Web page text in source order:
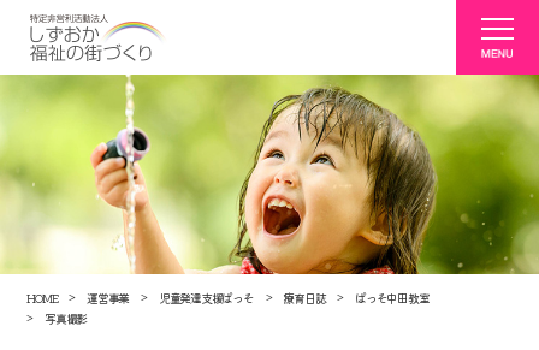
HOME 運営事業 児童発達支援ぱっそ 療育日誌
ぱっそ中田教室
写真撮影